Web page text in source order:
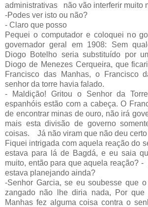
administrativas
não vão interferir muito
-Podes ver isto ou não?
- Claro que posso
Pequei o computador e coloquei no
governador geral em 1908: Sem
Diogo Botelho seria substituído por
Diogo de Menezes Cerqueira, que
Francisco das Manhas, o Francisco
senhor da torre havia falado.
- Maldição! Gritou o Senhor da
espanhóis estão com a cabeça. O
de encontrar minas de ouro, não irá
mais esta divisão de governo
coisas.
Já não viram que não deu
Fiquei intrigada com aquela reação do
estava para lá de Bagdá, e eu saia
muito, então para que aquela reação? -
estava planejando ainda?
-Senhor Garcia, se eu soubesse que
zangado não lhe diria nada, Por
Manhas fez alguma coisa contra o